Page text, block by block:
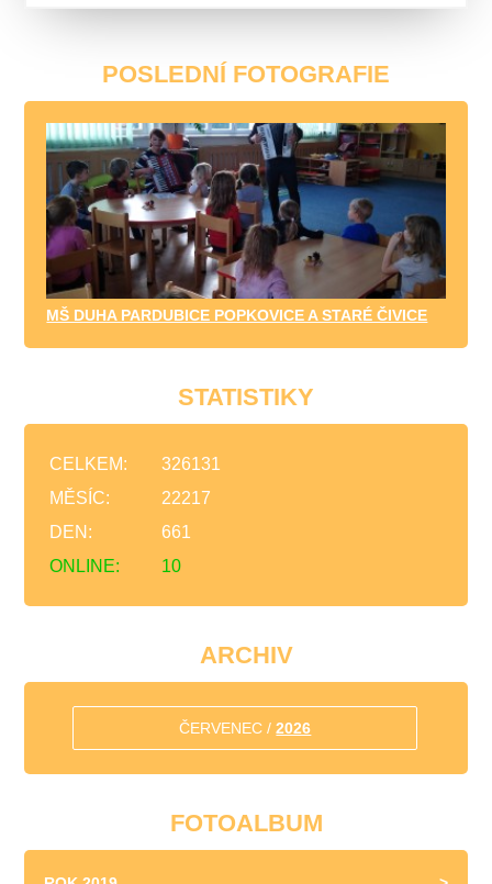
POSLEDNÍ FOTOGRAFIE
MŠ DUHA PARDUBICE POPKOVICE A STARÉ ČIVICE
STATISTIKY
ONLINE: 10
CELKEM:
326131
MĚSÍC:
22217
DEN:
661
ARCHIV
ČERVENEC /2026
FOTOALBUM